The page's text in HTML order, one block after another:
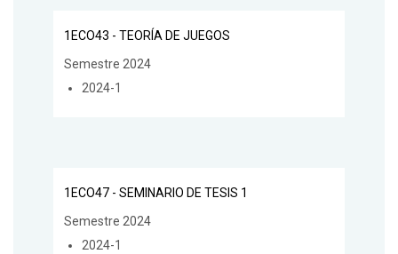
1ECO43 - TEORÍA DE JUEGOS
Semestre 2024
2024-1
1ECO47 - SEMINARIO DE TESIS 1
Semestre 2024
2024-1